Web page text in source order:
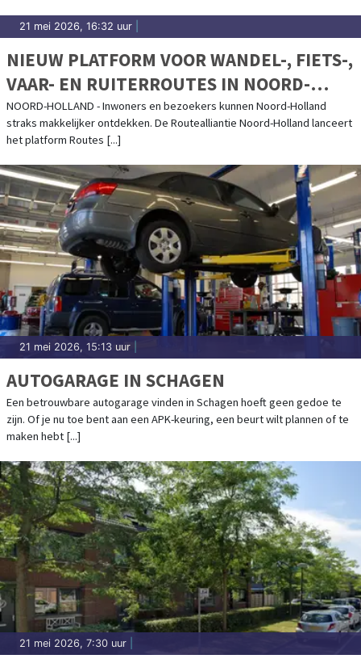
21 mei 2026, 16:32 uur
NIEUW PLATFORM VOOR WANDEL-, FIETS-,
VAAR- EN RUITERROUTES IN NOORD-
HOLLAND
NOORD-HOLLAND - Inwoners en bezoekers kunnen Noord-Holland
straks makkelijker ontdekken. De Routealliantie Noord-Holland lanceert
het platform Routes [...]
21 mei 2026, 15:13 uur
AUTOGARAGE IN SCHAGEN
Een betrouwbare autogarage vinden in Schagen hoeft geen gedoe te
zijn. Of je nu toe bent aan een APK-keuring, een beurt wilt plannen of te
maken hebt [...]
21 mei 2026, 7:30 uur